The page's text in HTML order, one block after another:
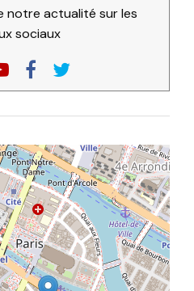
notre actualité sur les
sociaux